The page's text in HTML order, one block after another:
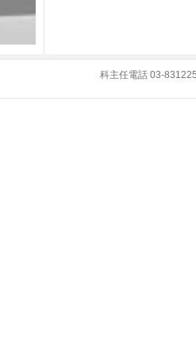
科主任電話 03-